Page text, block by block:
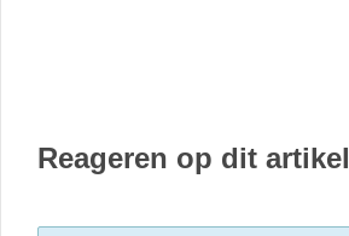
Reageren op dit artikel